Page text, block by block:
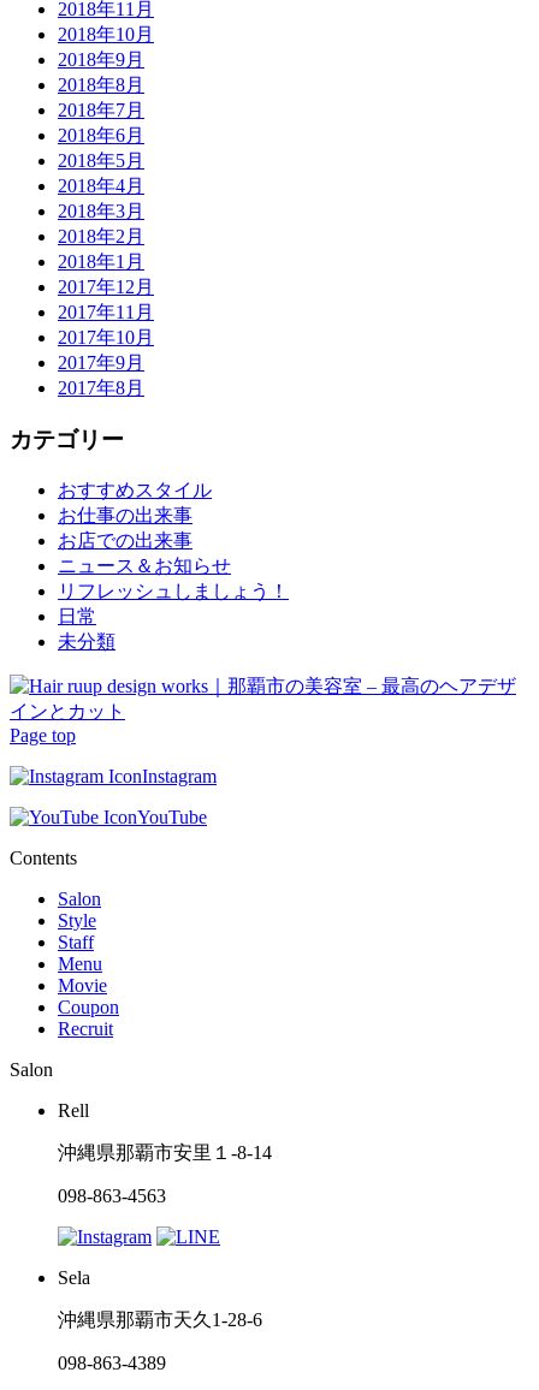
2018年11月
2018年10月
2018年9月
2018年8月
2018年7月
2018年6月
2018年5月
2018年4月
2018年3月
2018年2月
2018年1月
2017年12月
2017年11月
2017年10月
2017年9月
2017年8月
カテゴリー
おすすめスタイル
お仕事の出来事
お店での出来事
ニュース＆お知らせ
リフレッシュしましょう！
日常
未分類
Page top
Instagram
YouTube
Contents
Salon
Style
Staff
Menu
Movie
Coupon
Recruit
Salon
Rell
沖縄県那覇市安里１-8-14
098-863-4563
Sela
沖縄県那覇市天久1-28-6
098-863-4389